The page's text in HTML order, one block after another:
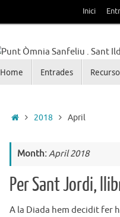
Inici
Punt Òmnia
Home Entrades
Home2018 April
Month:April 2018
Per Sant Jordi,
A la Diada hem decidit fer